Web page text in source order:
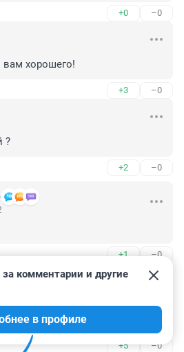
+0 –0
вам хорошего!
+3 –0
?
+2 –0
+1 –0
вернуть всех рабов в
+5 –0
комментарии и другие
в профиле